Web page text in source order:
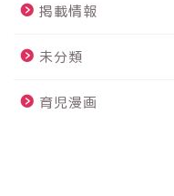
掲載情報
未分類
育児漫画